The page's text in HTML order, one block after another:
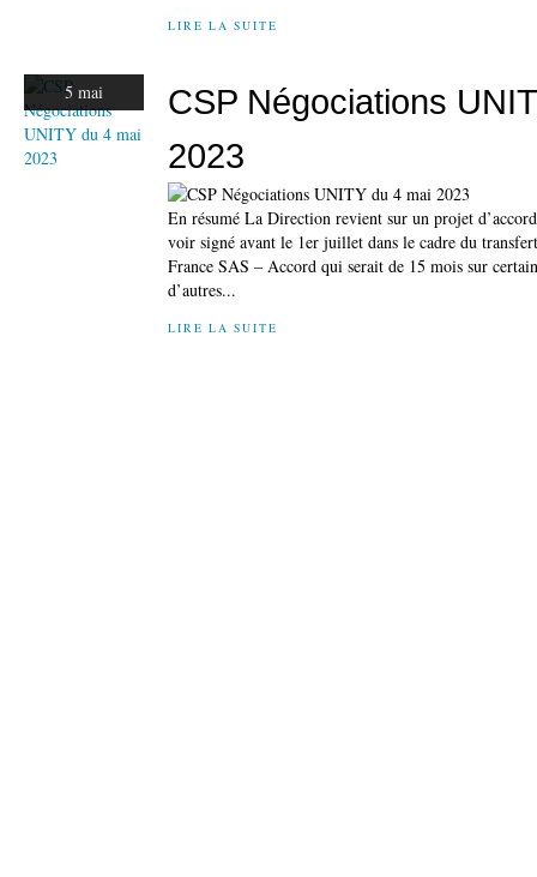
LIRE LA SUITE
5 mai
CSP Négociations
2023
En résumé La Direction revient sur un projet
voir signé avant le 1er juillet dans le cadre du
France SAS – Accord qui serait de 15 mois sur
d’autres...
LIRE LA SUITE